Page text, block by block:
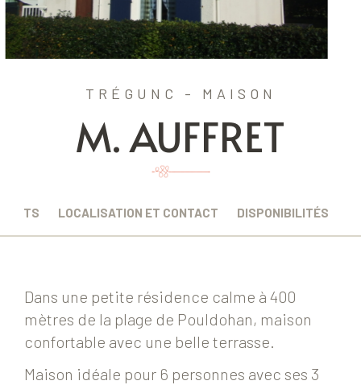
TRÉGUNC - MAISON
M. AUFFRET
LOCALISATION ET CONTACT DISPONIBILITÉS
Dans une petite résidence calme à 400
mètres de la plage de Pouldohan, maison
confortable avec une belle terrasse.
Maison idéale pour 6 personnes avec ses 3